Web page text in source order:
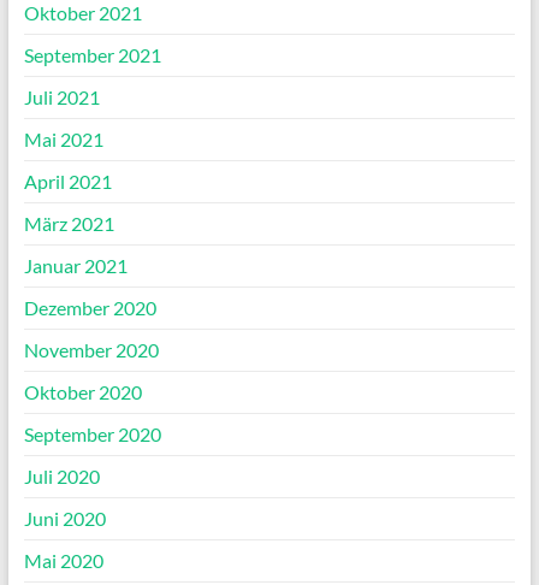
Oktober 2021
September 2021
Juli 2021
Mai 2021
April 2021
März 2021
Januar 2021
Dezember 2020
November 2020
Oktober 2020
September 2020
Juli 2020
Juni 2020
Mai 2020